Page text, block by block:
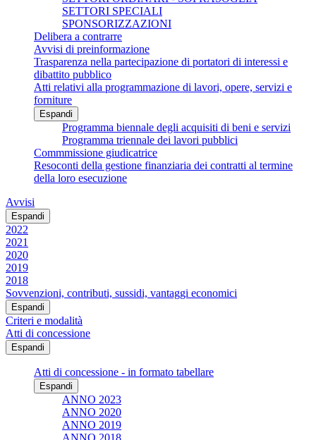
SETTORI SPECIALI
SPONSORIZZAZIONI
Delibera a contrarre
Avvisi di preinformazione
Trasparenza nella partecipazione di portatori di interessi e
dibattito pubblico
Atti relativi alla programmazione di lavori, opere, servizi e
forniture
Espandi
Programma biennale degli acquisiti di beni e servizi
Programma triennale dei lavori pubblici
Commmissione giudicatrice
Resoconti della gestione finanziaria dei contratti al termine
della loro esecuzione
Avvisi
Espandi
2022
2021
2020
2019
2018
Sovvenzioni, contributi, sussidi, vantaggi economici
Espandi
Criteri e modalità
Atti di concessione
Espandi
Atti di concessione - in formato tabellare
Espandi
ANNO 2023
ANNO 2020
ANNO 2019
ANNO 2018